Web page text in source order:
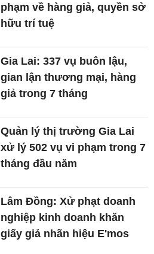
phạm về hàng giả, quyền sở
hữu trí tuệ
Gia Lai: 337 vụ buôn lậu,
gian lận thương mại, hàng
giả trong 7 tháng
Quản lý thị trường Gia Lai
xử lý 502 vụ vi phạm trong 7
tháng đầu năm
Lâm Đồng: Xử phạt doanh
nghiệp kinh doanh khăn
giấy giả nhãn hiệu E'mos